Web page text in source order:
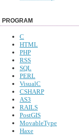
PROGRAM
C
HTML
PHP
RSS
SQL
PERL
VisualC
CSHARP
AS3
RAILS
PostGIS
MovableType
Haxe